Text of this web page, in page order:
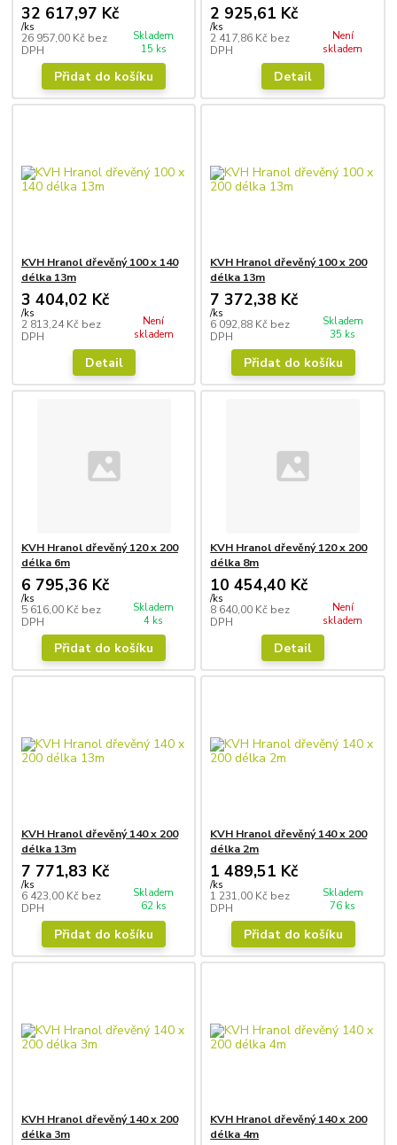
32 617,97 Kč
/ks
26 957,00 Kč bez
DPH
Skladem
15 ks
Přidat do košíku
2 925,61 Kč
/ks
2 417,86 Kč bez
DPH
Není
skladem
Detail
KVH Hranol dřevěný 100 x 140
délka 13m
3 404,02 Kč
/ks
2 813,24 Kč bez
DPH
Není
skladem
Detail
KVH Hranol dřevěný 100 x 200
délka 13m
7 372,38 Kč
/ks
6 092,88 Kč bez
DPH
Skladem
35 ks
Přidat do košíku
KVH Hranol dřevěný 120 x 200
délka 6m
6 795,36 Kč
/ks
5 616,00 Kč bez
DPH
Skladem
4 ks
Přidat do košíku
KVH Hranol dřevěný 120 x 200
délka 8m
10 454,40 Kč
/ks
8 640,00 Kč bez
DPH
Není
skladem
Detail
KVH Hranol dřevěný 140 x 200
délka 13m
7 771,83 Kč
/ks
6 423,00 Kč bez
DPH
Skladem
62 ks
Přidat do košíku
KVH Hranol dřevěný 140 x 200
délka 2m
1 489,51 Kč
/ks
1 231,00 Kč bez
DPH
Skladem
76 ks
Přidat do košíku
KVH Hranol dřevěný 140 x 200
délka 3m
KVH Hranol dřevěný 140 x 200
délka 4m